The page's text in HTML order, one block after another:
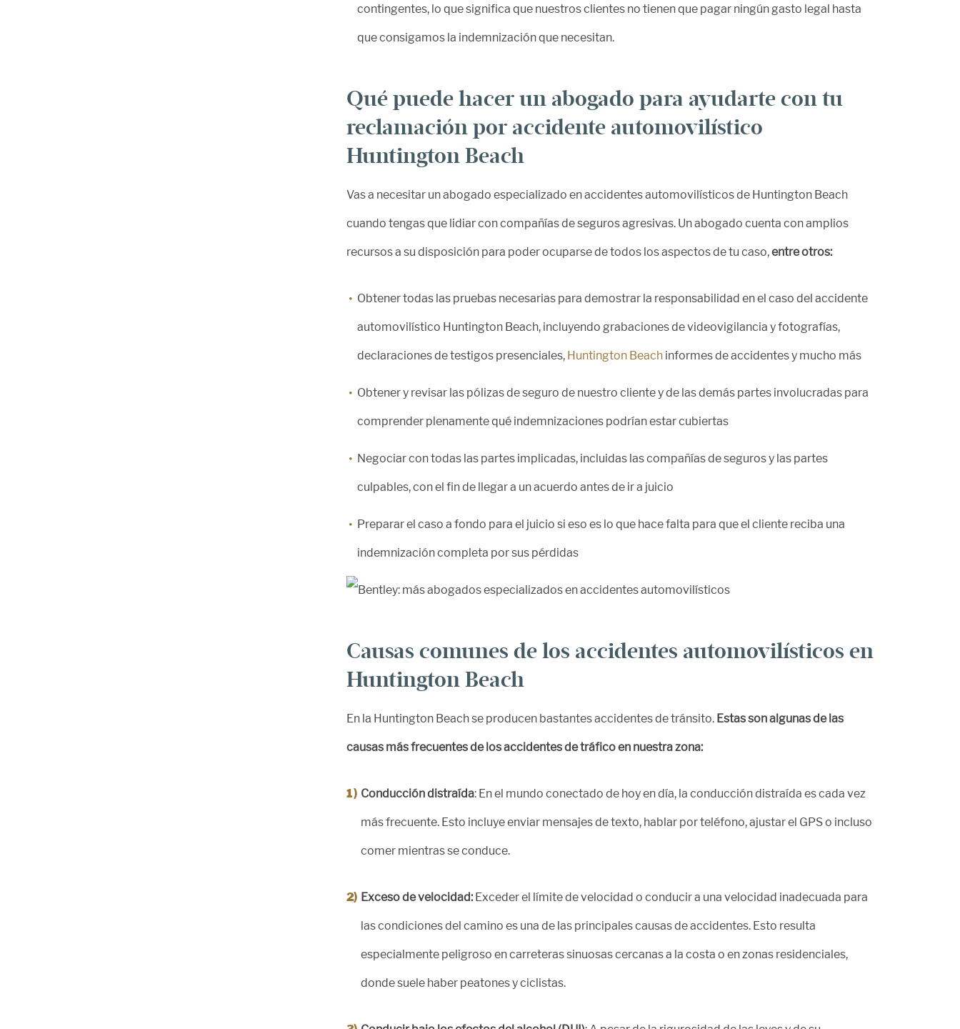
contingentes, lo que significa que nuestros clientes no tienen que pagar ningún gasto legal hasta
que consigamos la indemnización que necesitan.
Qué puede hacer un abogado para ayudarte con tu
reclamación por accidente automovilístico
Huntington Beach
Vas a necesitar un abogado especializado en accidentes automovilísticos de Huntington Beach
cuando tengas que lidiar con compañías de seguros agresivas. Un abogado cuenta con amplios
recursos a su disposición para poder ocuparse de todos los aspectos de tu caso,entre otros:
Obtener todas las pruebas necesarias para demostrar la responsabilidad en el caso del accidente
automovilístico Huntington Beach, incluyendo grabaciones de videovigilancia y fotografías,
declaraciones de testigos presenciales, Huntington Beach informes de accidentes y mucho más
Obtener y revisar las pólizas de seguro de nuestro cliente y de las demás partes involucradas para
comprender plenamente qué indemnizaciones podrían estar cubiertas
Negociar con todas las partes implicadas, incluidas las compañías de seguros y las partes
culpables, con el fin de llegar a un acuerdo antes de ir a juicio
Preparar el caso a fondo para el juicio si eso es lo que hace falta para que el cliente reciba una
indemnización completa por sus pérdidas
Causas comunes de los accidentes automovilísticos en
Huntington Beach
En la Huntington Beach se producen bastantes accidentes de tránsito. Estas son algunas de las
causas más frecuentes de los accidentes de tráfico en nuestra zona:
Conducción distraída: En el mundo conectado de hoy en día, la conducción distraída es cada vez
más frecuente. Esto incluye enviar mensajes de texto, hablar por teléfono, ajustar el GPS o incluso
comer mientras se conduce.
Exceso de velocidad:Exceder el límite de velocidad o conducir a una velocidad inadecuada para
las condiciones del camino es una de las principales causas de accidentes. Esto resulta
especialmente peligroso en carreteras sinuosas cercanas a la costa o en zonas residenciales,
donde suele haber peatones y ciclistas.